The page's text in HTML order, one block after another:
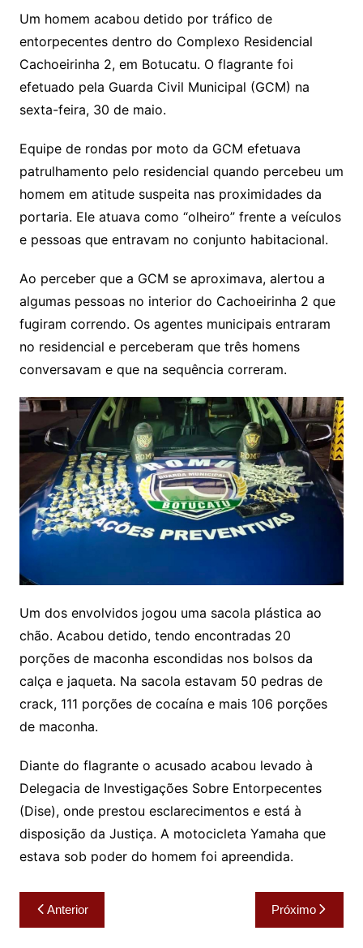
Um homem acabou detido por tráfico de
entorpecentes dentro do Complexo Residencial
Cachoeirinha 2, em Botucatu. O flagrante foi
efetuado pela Guarda Civil Municipal (GCM) na
sexta-feira, 30 de maio.
Equipe de rondas por moto da GCM efetuava
patrulhamento pelo residencial quando percebeu um
homem em atitude suspeita nas proximidades da
portaria. Ele atuava como “olheiro” frente a veículos
e pessoas que entravam no conjunto habitacional.
Ao perceber que a GCM se aproximava, alertou a
algumas pessoas no interior do Cachoeirinha 2 que
fugiram correndo. Os agentes municipais entraram
no residencial e perceberam que três homens
conversavam e que na sequência correram.
Um dos envolvidos jogou uma sacola plástica ao
chão. Acabou detido, tendo encontradas 20
porções de maconha escondidas nos bolsos da
calça e jaqueta. Na sacola estavam 50 pedras de
crack, 111 porções de cocaína e mais 106 porções
de maconha.
Diante do flagrante o acusado acabou levado à
Delegacia de Investigações Sobre Entorpecentes
(Dise), onde prestou esclarecimentos e está à
disposição da Justiça. A motocicleta Yamaha que
estava sob poder do homem foi apreendida.
Navegação
de
Anterior Próximo